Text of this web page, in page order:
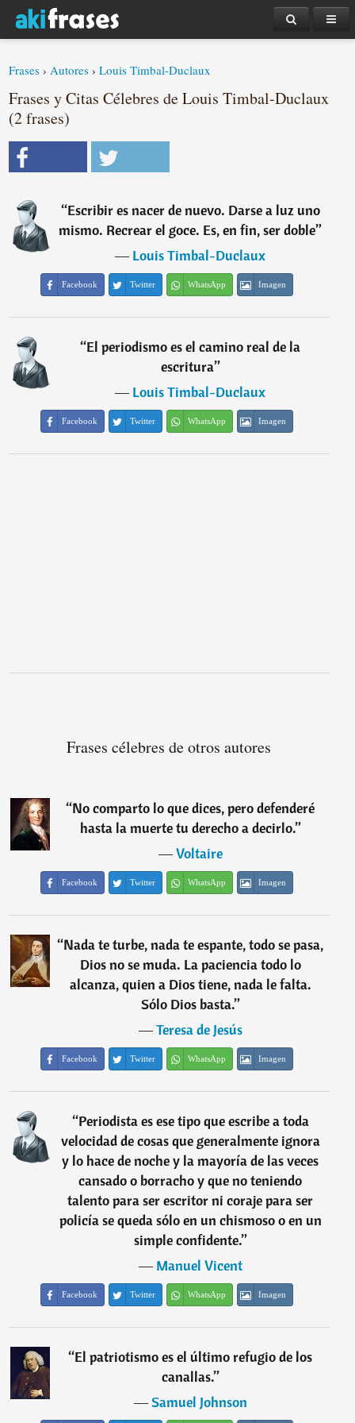
Frases ›Autores ›Louis Timbal-Duclaux
Frases y Citas Célebres de Louis Timbal-Duclaux
(2 frases)
“Escribir es nacer de nuevo. Darse a luz uno
mismo. Recrear el goce. Es, en fin, ser doble”
―Louis Timbal-Duclaux
Facebook Twitter WhatsApp Imagen
“El periodismo es el camino real de la
escritura”
―Louis Timbal-Duclaux
Facebook Twitter WhatsApp Imagen
Frases célebres de otros autores
“No comparto lo que dices, pero defenderé
hasta la muerte tu derecho a decirlo.”
―Voltaire
Facebook Twitter WhatsApp Imagen
“Nada te turbe, nada te espante, todo se pasa,
Dios no se muda. La paciencia todo lo
alcanza, quien a Dios tiene, nada le falta.
Sólo Dios basta.”
―Teresa de Jesús
Facebook Twitter WhatsApp Imagen
“Periodista es ese tipo que escribe a toda
velocidad de cosas que generalmente ignora
y lo hace de noche y la mayoría de las veces
cansado o borracho y que no teniendo
talento para ser escritor ni coraje para ser
policía se queda sólo en un chismoso o en un
simple confidente.”
―Manuel Vicent
Facebook Twitter WhatsApp Imagen
“El patriotismo es el último refugio de los
canallas.”
―Samuel Johnson